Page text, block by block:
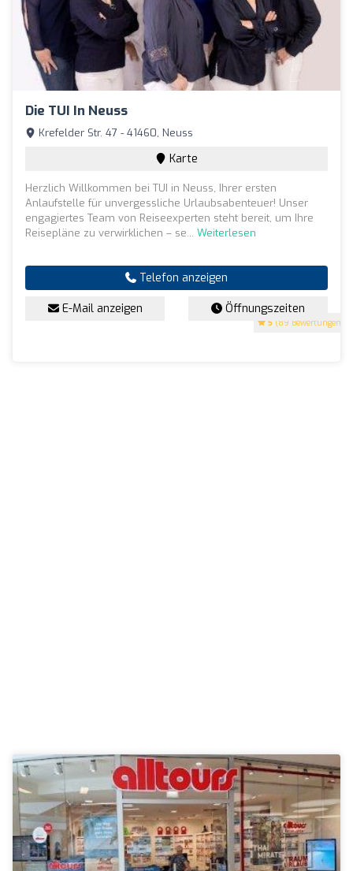
Die TUI In Neuss
5 (89 Bewertungen)
Krefelder Str. 47 - 41460, Neuss
Karte
Herzlich Willkommen bei TUI in Neuss, Ihrer ersten
Anlaufstelle für unvergessliche Urlaubsabenteuer! Unser
engagiertes Team von Reiseexperten steht bereit, um Ihre
Reisepläne zu verwirklichen – se... Weiterlesen
Telefon anzeigen
E-Mail anzeigen Öffnungszeiten